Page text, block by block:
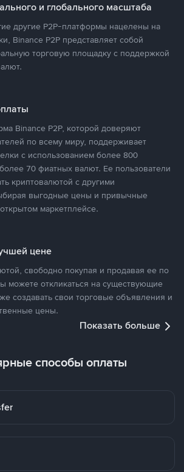
и глобального масштаба
другие P2P-платформы нацелены на
Binance P2P представляет собой
торговую площадку с поддержкой
Binance P2P, которой доверяют
по всему миру, поддерживает
с использованием более 800
70 фиатных валют. Ее пользователи
криптовалютой с другими
выгодные цены и привычные
маркетплейсе.
цене
свободно покупая и продавая ее по
можете откликаться на существующие
создавать свои торговые объявления и
цены.
Показать больше
способы оплаты